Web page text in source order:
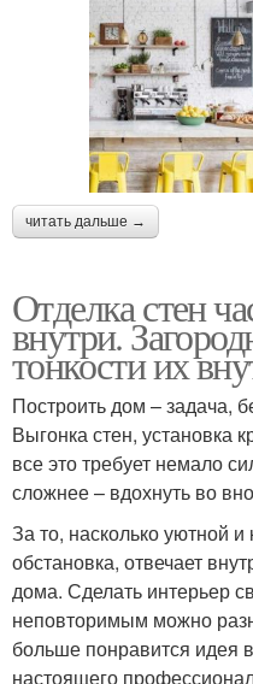
читать дальше →
Отделка стен
внутри.
тонкости их
Построить дом – задача,
Выгонка стен,
все это требует немало
сложнее – вдохнуть во
За то, насколько уютной
обстановка, отвечает
дома. Сделать интерьер
неповторимым можно
больше понравится идея
настоящего